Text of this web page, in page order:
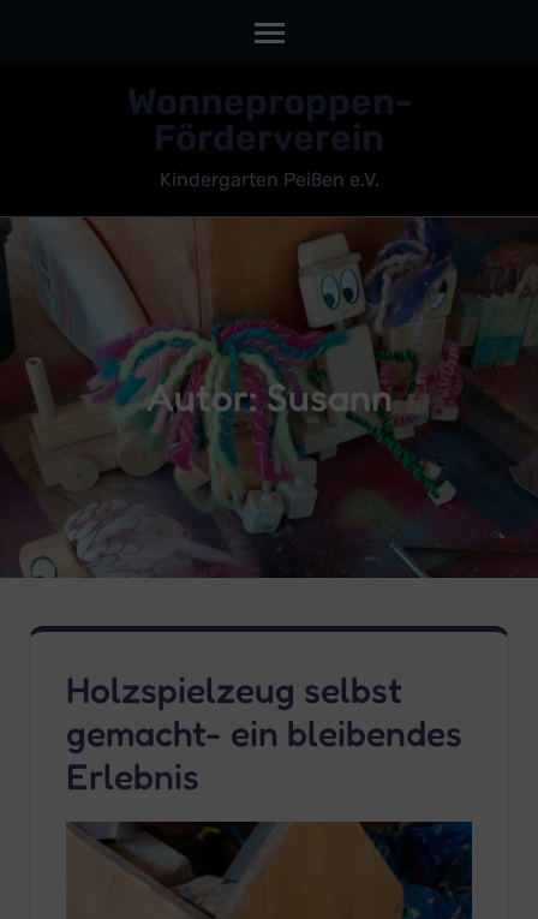
Enter)
Wonneproppen-
Förderverein
Kindergarten Peißen e.V.
Autor:Susann
Holzspielzeug selbst
gemacht- ein bleibendes
Erlebnis